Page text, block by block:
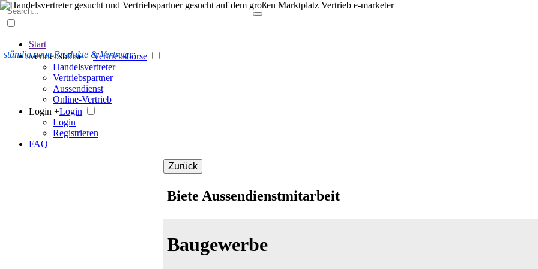
ständig neue Produkte & Vertreter
Start
Vertriebsbörse + Vertriebsbörse
Handelsvertreter
Vertriebspartner
Aussendienst
Online-Vertrieb
Login +Login
Login
Registrieren
FAQ
Zurück
Biete Aussendienstmitarbeit
Baugewerbe